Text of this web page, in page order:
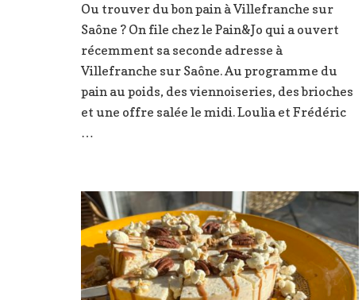
Ou trouver du bon pain à Villefranche sur
Saône ? On file chez le Pain&Jo qui a ouvert
récemment sa seconde adresse à
Villefranche sur Saône. Au programme du
pain au poids, des viennoiseries, des brioches
et une offre salée le midi. Loulia et Frédéric
…